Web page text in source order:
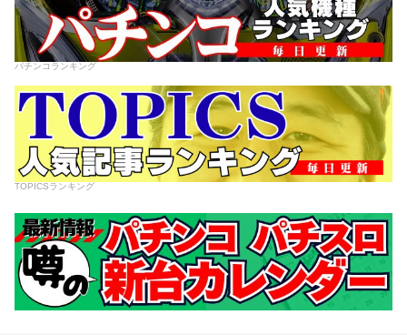
パチンコランキング
TOPICSランキング